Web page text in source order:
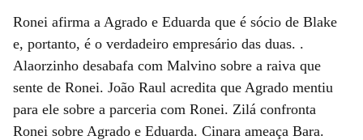
Ronei afirma a Agrado e Eduarda que é sócio de Blake
e, portanto, é o verdadeiro empresário das duas. .
Alaorzinho desabafa com Malvino sobre a raiva que
sente de Ronei. João Raul acredita que Agrado mentiu
para ele sobre a parceria com Ronei. Zilá confronta
Ronei sobre Agrado e Eduarda. Cinara ameaça Bara.